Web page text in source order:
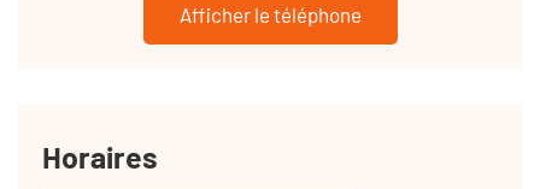
Afficher le téléphone
Horaires